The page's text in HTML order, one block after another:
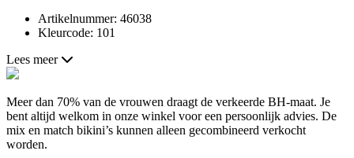
Artikelnummer: 46038
Kleurcode: 101
Lees meer
Meer dan 70% van de vrouwen draagt de verkeerde BH-maat. Je
bent altijd welkom in onze winkel voor een persoonlijk advies. De
mix en match bikini’s kunnen alleen gecombineerd verkocht
worden.